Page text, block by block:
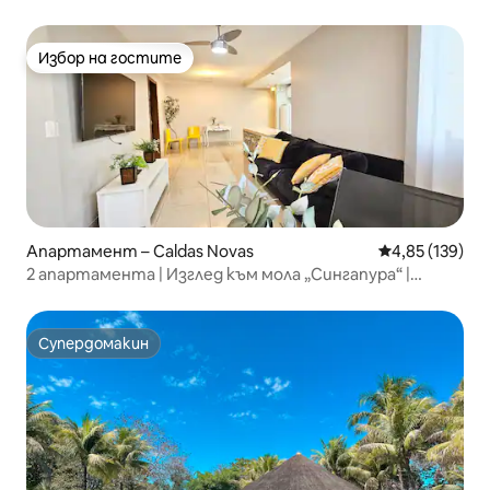
Избор на гостите
Избор на гостите
Апартамент – Caldas Novas Средна
4,85 (139)
2 апартамента | Изглед към мола „Сингапура“ |
Супердомакин
Супердомакин